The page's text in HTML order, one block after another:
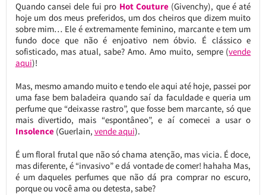
Quando cansei dele fui pro Hot Couture (Givenchy), que é até
hoje um dos meus preferidos, um dos cheiros que dizem muito
sobre mim… Ele é extremamente feminino, marcante e tem um
fundo doce que não é enjoativo nem óbvio. É clássico e
sofisticado, mas atual, sabe? Amo. Amo muito, sempre (vende
aqui)!
Mas, mesmo amando muito e tendo ele aqui até hoje, passei por
uma fase bem baladeira quando saí da faculdade e queria um
perfume que “deixasse rastro”, que fosse bem marcante, só que
mais divertido, mais “espontâneo”, e aí comecei a usar o
Insolence (Guerlain, vende aqui).
É um floral frutal que não só chama atenção, mas vicia. É doce,
mas diferente, é “invasivo” e dá vontade de comer! hahaha Mas,
é um daqueles perfumes que não dá pra comprar no escuro,
porque ou você ama ou detesta, sabe?